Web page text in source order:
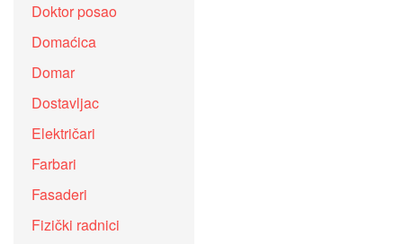
Doktor posao
Domaćica
Domar
Dostavljac
Električari
Farbari
Fasaderi
Fizički radnici